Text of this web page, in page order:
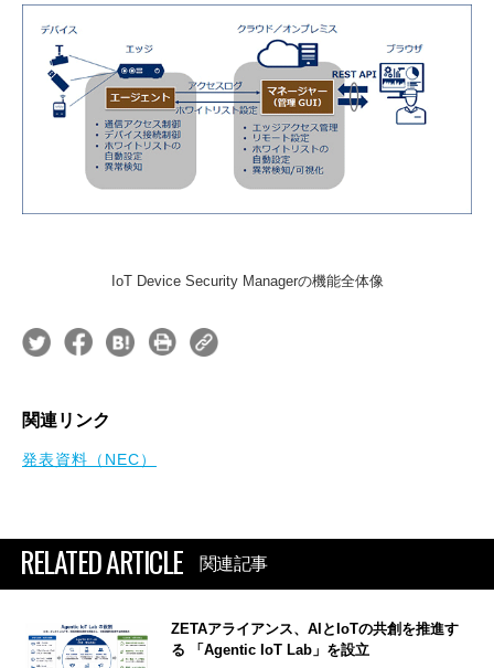
IoT Device Security Managerの機能全体像
関連リンク
発表資料（NEC）
RELATED ARTICLE 関連記事
ZETAアライアンス、AIとIoTの共創を推進す
る 「Agentic IoT Lab」を設立